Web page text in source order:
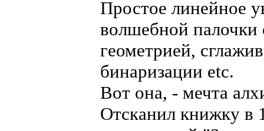
Простое линейное
волшебной палочки
геометрией,
бинаризации etc.
Вот она, - мечта
Отсканил книжку в